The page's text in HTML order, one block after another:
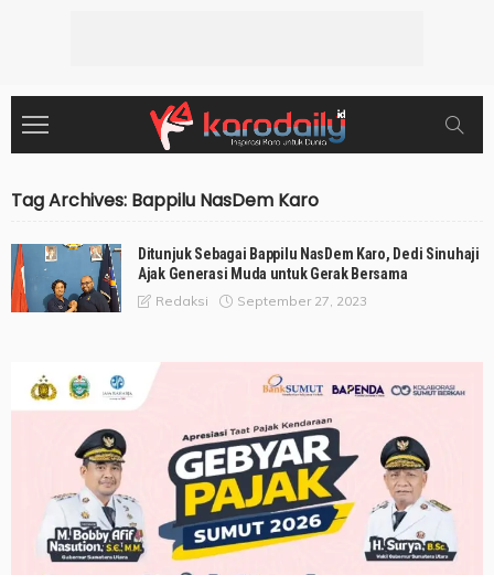
Tag Archives: Bappilu NasDem Karo
Ditunjuk Sebagai Bappilu NasDem Karo, Dedi Sinuhaji
Ajak Generasi Muda untuk Gerak Bersama
Redaksi September 27, 2023